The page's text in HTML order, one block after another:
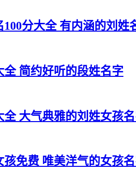
分大全 有内涵的刘姓
全 简约好听的段姓名字
全 大气典雅的刘姓女孩
孩免费 唯美洋气的女孩